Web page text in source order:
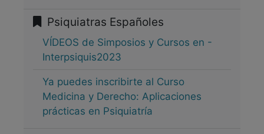
Psiquiatras Españoles
VÍDEOS de Simposios y Cursos en -
Interpsiquis2023
Ya puedes inscribirte al Curso
Medicina y Derecho: Aplicaciones
prácticas en Psiquiatría